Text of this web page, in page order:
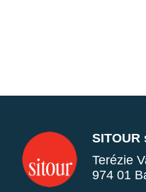
SITOUR
Terézie
974 01